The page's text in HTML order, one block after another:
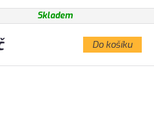
Skladem
Do košíku